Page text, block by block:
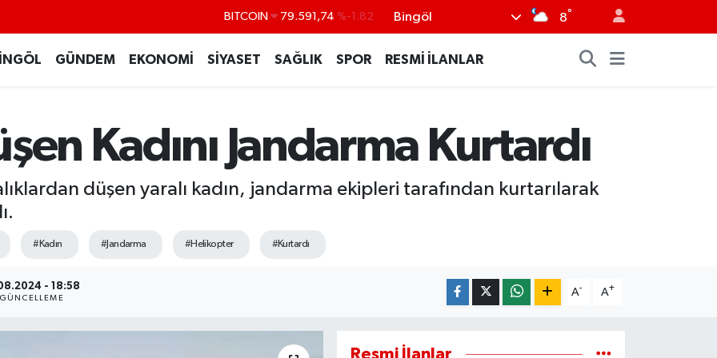
DOLAR 45,43620 %0.02
EURO 53,38690 %0.19
BİST100 14.598,00 %0
Bingöl 8°
GÜNDEM EKONOMİ SİYASET SAĞLIK SPOR RESMİ İLANLAR
Kadını Jandarma Kurtardı
düşen yaralı kadın, jandarma ekipleri tarafından kurtarılarak
#Kadın #Jandarma #Helikopter #Kurtardı
- 18:58
GÜNCELLEME
A- A+
Resmi İlanlar